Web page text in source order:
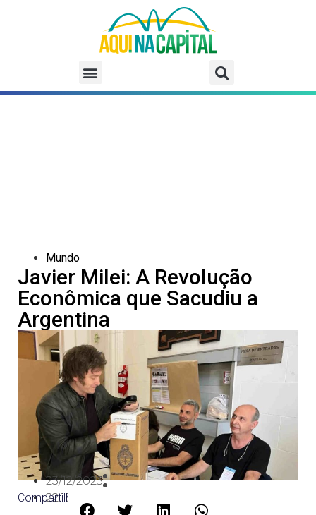
Mundo
Javier Milei: A Revolução
Econômica que Sacudiu a
Argentina
23/12/2023
22:18
Compartilhe: